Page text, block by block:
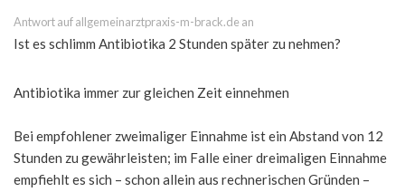
Antwort auf allgemeinarztpraxis-m-brack.de an
Ist es schlimm Antibiotika 2 Stunden später zu nehmen?
Antibiotika immer zur gleichen Zeit einnehmen
Bei empfohlener zweimaliger Einnahme ist ein Abstand von 12
Stunden zu gewährleisten; im Falle einer dreimaligen Einnahme
empfiehlt es sich – schon allein aus rechnerischen Gründen –